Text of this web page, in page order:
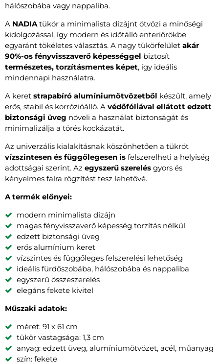
hálószobába vagy nappaliba.
A NADIA tükör a minimalista dizájnt ötvözi a minőségi
kidolgozással, így modern és időtálló enteriőrökbe
egyaránt tökéletes választás. A nagy tükörfelület akár
90%-os fényvisszaverő képességgel biztosít
természetes, torzításmentes képet, így ideális
mindennapi használatra.
A keret strapabíró alumíniumötvözetből készült, amely
erős, stabil és korrózióálló. A védőfóliával ellátott edzett
biztonsági üveg növeli a használat biztonságát és
minimalizálja a törés kockázatát.
Az univerzális kialakításnak köszönhetően a tükröt
vízszintesen és függőlegesen is felszerelheti a helyiség
adottságai szerint. Az egyszerű szerelés gyors és
kényelmes falra rögzítést tesz lehetővé.
A termék előnyei:
modern minimalista dizájn
magas fényvisszaverő képesség torzítás nélkül
edzett biztonsági üveg
erős alumínium keret
vízszintes és függőleges felszerelési lehetőség
ideális fürdőszobába, hálószobába és nappaliba
egyszerű összeszerelés
elegáns fekete kivitel
Műszaki adatok:
méret: 91 x 61 cm
tükör vastagsága: 1,3 cm
anyag: edzett üveg, alumíniumötvözet, acél, műanyag
szín: fekete